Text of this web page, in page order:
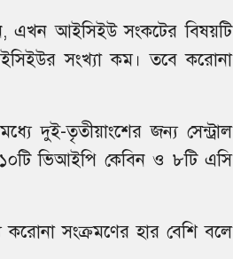
এখন আইসিইউ সংকটের বিষয়টি
সংখ্যা কম। তবে করোনা
দুই-তৃতীয়াংশের জন্য সেন্ট্রাল
১০টি ভিআইপি কেবিন ও ৮টি এসি
সংক্রমণের হার বেশি বলে